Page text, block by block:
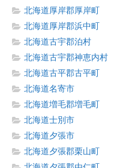
北海道厚岸郡厚岸町
北海道厚岸郡浜中町
北海道古宇郡泊村
北海道古宇郡神恵内村
北海道古平郡古平町
北海道名寄市
北海道増毛郡増毛町
北海道士別市
北海道夕張市
北海道夕張郡栗山町